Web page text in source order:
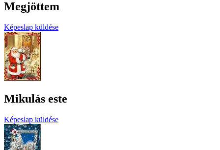
Megjöttem
Képeslap küldése
Mikulás este
Képeslap küldése